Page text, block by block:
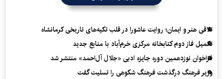
تلاقی هنر و ایمان؛ روایت عاشورا در قلب تکیه‌های تاریخی کرمانشاه
تکمیل فاز دوم کتابخانه مرکزی خرم‌آباد با منابع جدید
فراخوان نوزدهمین دوره جایزه ادبی «جلال آل‌احمد» منتشر شد
وزیر فرهنگ درگذشت فرهنگ شکوهی را تسلیت گفت